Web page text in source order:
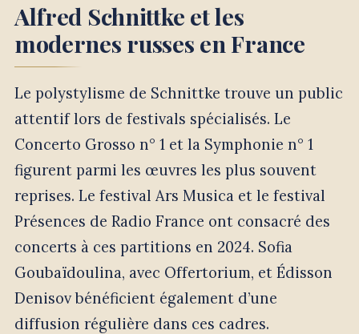
Alfred Schnittke et les
modernes russes en France
Le polystylisme de Schnittke trouve un public
attentif lors de festivals spécialisés. Le
Concerto Grosso n° 1 et la Symphonie n° 1
figurent parmi les œuvres les plus souvent
reprises. Le festival Ars Musica et le festival
Présences de Radio France ont consacré des
concerts à ces partitions en 2024. Sofia
Goubaïdoulina, avec Offertorium, et Édisson
Denisov bénéficient également d’une
diffusion régulière dans ces cadres.